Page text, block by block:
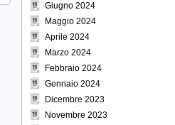
Giugno 2024
Maggio 2024
Aprile 2024
Marzo 2024
Febbraio 2024
Gennaio 2024
Dicembre 2023
Novembre 2023